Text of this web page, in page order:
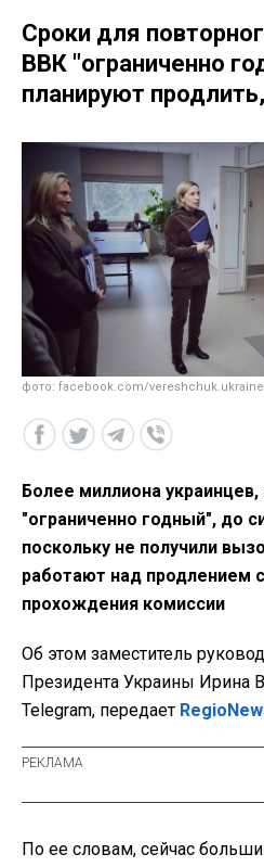
Сроки для
ВВК "ограниченно
планируют
фото: facebook.com/vereshchuk.ukraine
Более миллиона
"ограниченно годный", до
поскольку не получили
работают над продлением
прохождения комиссии
Об этом заместитель
Президента Украины Ирина
Telegram, передает
По ее словам, сейчас